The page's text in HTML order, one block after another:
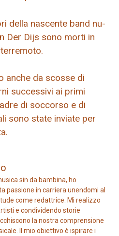
della nascente band nu-
Der Dijs sono morti in
anche da scosse di
successivi ai primi
di soccorso e di
sono state inviate per
sin da bambina, ho
passione in carriera unendomi al
come redattrice. Mi realizzo
e condividendo storie
la nostra comprensione
Il mio obiettivo è ispirare i